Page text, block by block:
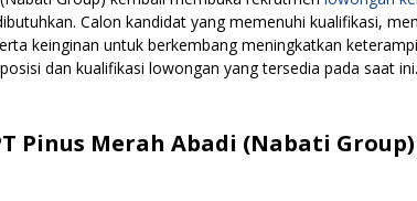
Calon kandidat yang memenuhi kualifikasi,
keinginan untuk berkembang meningkatkan
dan kualifikasi lowongan yang tersedia pada saat ini.
Pinus Merah Abadi (Nabati Group)